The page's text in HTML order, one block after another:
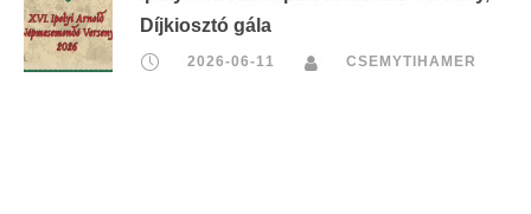
Díjkiosztó gála
2026-06-11 CSEMYTIHAMER